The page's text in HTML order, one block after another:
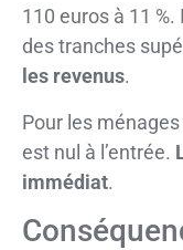
110 euros à 11
des tranches
les revenus.
Pour les
est nul à l’entrée.
immédiat.